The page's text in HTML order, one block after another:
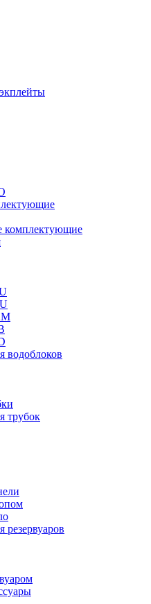
комплектующие
водоблоков
трубок
резервуаров